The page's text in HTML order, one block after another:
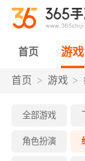
首页 游戏
首页 游戏
全部游戏
角色扮演